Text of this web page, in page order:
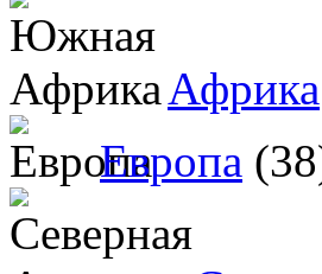
Африка
Европа